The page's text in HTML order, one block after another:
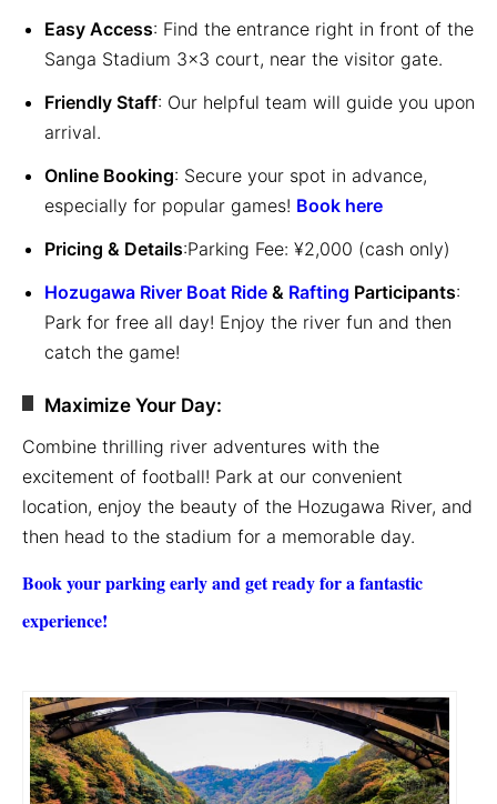
Easy Access: Find the entrance right in front of the
Sanga Stadium 3×3 court, near the visitor gate.
Friendly Staff: Our helpful team will guide you upon
arrival.
Online Booking: Secure your spot in advance,
especially for popular games! Book here
Pricing & Details:Parking Fee: ¥2,000 (cash only)
Hozugawa River Boat Ride & Rafting Participants:
Park for free all day! Enjoy the river fun and then
catch the game!
Maximize Your Day:
Combine thrilling river adventures with the
excitement of football! Park at our convenient
location, enjoy the beauty of the Hozugawa River, and
then head to the stadium for a memorable day.
Book your parking early and get ready for a fantastic
experience!